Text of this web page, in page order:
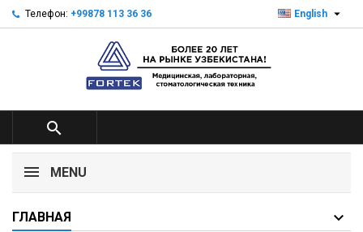
Телефон: +99878 113 36 36 English 

MENU
ГЛАВНАЯ